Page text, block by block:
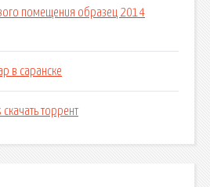
помещения образец 2014
в саранске
торрент